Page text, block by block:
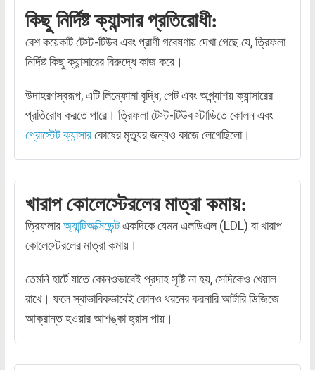
কিছু নির্দিষ্ট ক্যান্সার প্রতিরোধী:
বেশ কয়েকটি টেস্ট-টিউব এবং প্রাণী গবেষণায় দেখা গেছে যে, ত্রিফলা
নির্দিষ্ট কিছু ক্যান্সারের বিরুদ্ধে কাজ করে।
উদাহরণস্বরূপ, এটি লিম্ফোমা বৃদ্ধি, পেট এবং অগ্ন্যাশয় ক্যান্সারের
প্রতিরোধ করতে পারে। ত্রিফলা টেস্ট-টিউব স্টাডিতে কোলন এবং
প্রোস্টেট ক্যান্সারকোষের মৃত্যুর জন্যও কাজে লেগেছিলো।
খারাপ কোলেস্টেরলের মাত্রা কমায়:
ত্রিফলারঅ্যান্টিঅক্সিডেন্টএকদিকে যেমন এলডিএল (LDL) বা খারাপ
কোলেস্টেরলের মাত্রা কমায়।
তেমনি হার্টে যাতে কোনওভাবেই প্রদাহ সৃষ্টি না হয়, সেদিকেও খেয়াল
রাখে। ফলে স্বাভাবিকভাবেই কোনও ধরনের করনারি আর্টারি ডিজিজে
আক্রান্ত হওয়ার আশঙ্কা হ্রাস পায়।